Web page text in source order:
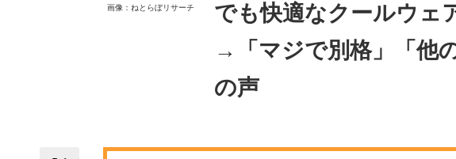
モノづくり技術者専門サイト
ちょっと気になるネットの話題
画像：ねとらぼリサーチ
でも快適なクールウェ
→「マジで別格」「他
の声